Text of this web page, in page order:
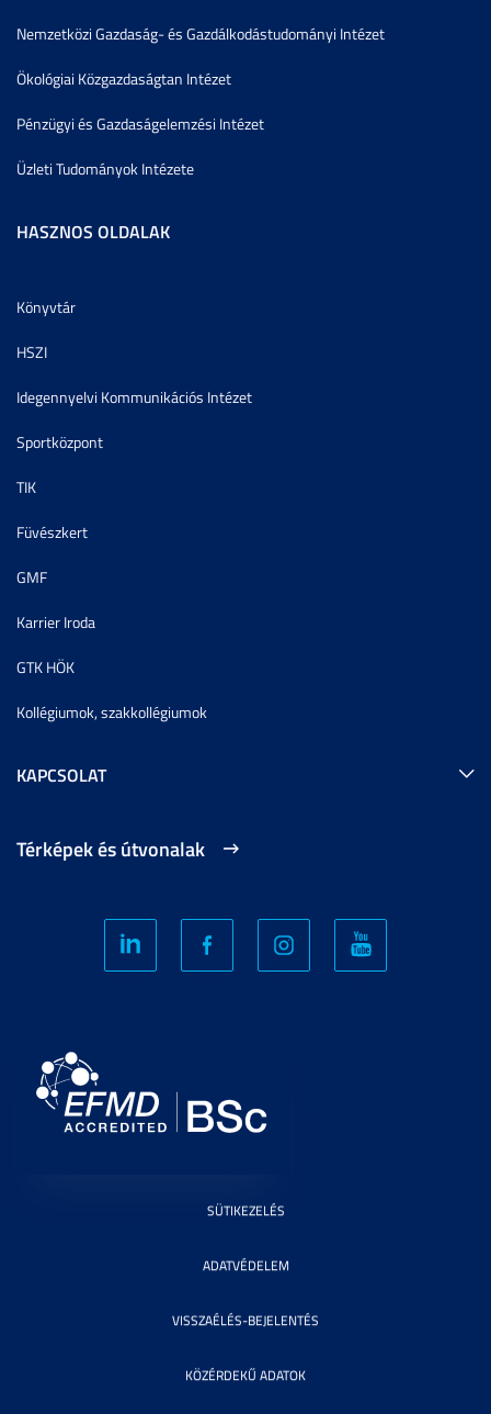
Nemzetközi Gazdaság- és Gazdálkodástudományi Intézet
Ökológiai Közgazdaságtan Intézet
Pénzügyi és Gazdaságelemzési Intézet
Üzleti Tudományok Intézete
HASZNOS OLDALAK
Könyvtár
HSZI
Idegennyelvi Kommunikációs Intézet
Sportközpont
TIK
Füvészkert
GMF
Karrier Iroda
GTK HÖK
Kollégiumok, szakkollégiumok
KAPCSOLAT
Térképek és útvonalak
SÜTIKEZELÉS
ADATVÉDELEM
VISSZAÉLÉS-BEJELENTÉS
KÖZÉRDEKŰ ADATOK